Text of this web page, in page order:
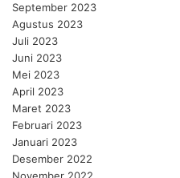
September 2023
Agustus 2023
Juli 2023
Juni 2023
Mei 2023
April 2023
Maret 2023
Februari 2023
Januari 2023
Desember 2022